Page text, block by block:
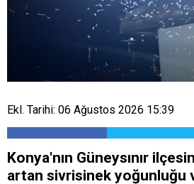
Ekl. Tarihi: 06 Ağustos 2026 15:39
Konya'nın Güneysınır
artan sivrisinek yoğunluğu